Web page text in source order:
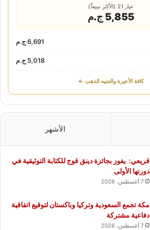
عيار 21 (الأكثر مبيعاً)
5,855 ج.م
6,691 ج.م
5,018 ج.م
كافة الأعيرة والجنيه الذهب ←
الأشهر
قريعي: يفوز بجائزة دينق قوج للكتابة التوثيقية في
دورتها الأولى
7 أغسطس، 2026
مكة تجمع السعودية وتركيا وباكستان لتوقيع اتفاقية
دفاعية مشتركة
7 أغسطس، 2026